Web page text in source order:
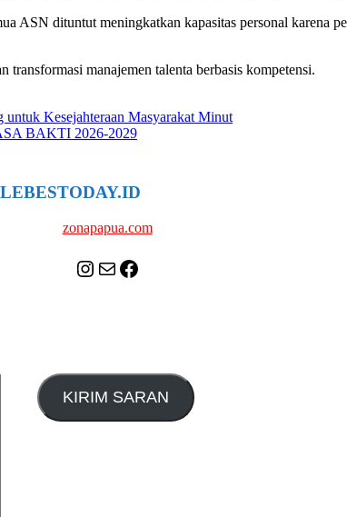
ASN dituntut meningkatkan kapasitas personal karena
manajemen talenta berbasis kompetensi.
Kesejahteraan Masyarakat Minut
BAKTI 2026-2029
zonapapua.com
Instagram
MailCelebes Today Social Media
KIRIM SARAN